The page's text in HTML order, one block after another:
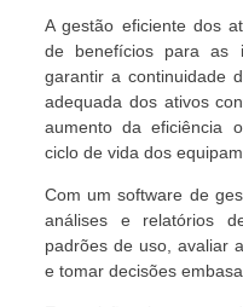
A gestão eficiente dos
de benefícios para as
garantir a continuidade
adequada dos ativos
aumento da eficiência
ciclo de vida dos
Com um software de
análises e relatórios
padrões de uso, avaliar
e tomar decisões